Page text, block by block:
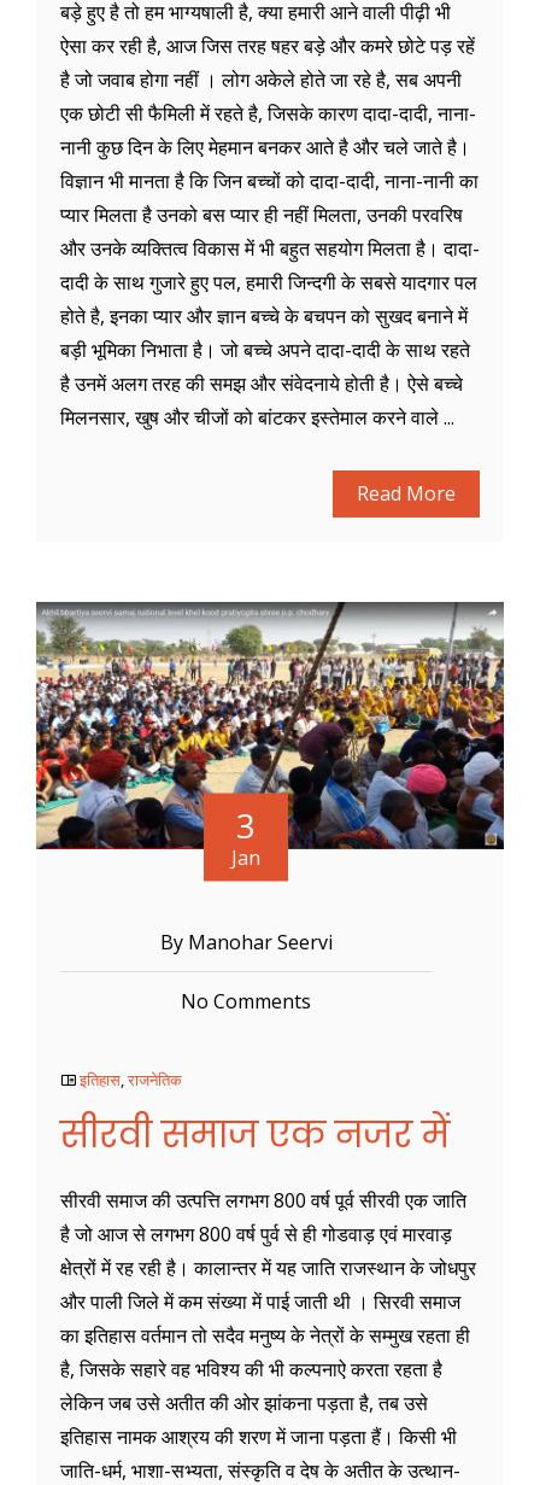
बड़े हुए है तो हम भाग्यषाली है, क्या हमारी आने वाली पीढ़ी भी
ऐसा कर रही है, आज जिस तरह षहर बड़े और कमरे छोटे पड़ रहें
है जो जवाब होगा नहीं । लोग अकेले होते जा रहे है, सब अपनी
एक छोटी सी फैमिली में रहते है, जिसके कारण दादा-दादी, नाना-
नानी कुछ दिन के लिए मेहमान बनकर आते है और चले जाते है।
विज्ञान भी मानता है कि जिन बच्चों को दादा-दादी, नाना-नानी का
प्यार मिलता है उनको बस प्यार ही नहीं मिलता, उनकी परवरिष
और उनके व्यक्तित्व विकास में भी बहुत सहयोग मिलता है। दादा-
दादी के साथ गुजारे हुए पल, हमारी जिन्दगी के सबसे यादगार पल
होते है, इनका प्यार और ज्ञान बच्चे के बचपन को सुखद बनाने में
बड़ी भूमिका निभाता है। जो बच्चे अपने दादा-दादी के साथ रहते
है उनमें अलग तरह की समझ और संवेदनाये होती है। ऐसे बच्चे
मिलनसार, खुष और चीजों को बांटकर इस्तेमाल करने वाले ...
Read More
3
Jan
By Manohar Seervi
No Comments
इतिहास,राजनेतिक
सीरवी समाज एक नजर में
सीरवी समाज की उत्पत्ति लगभग 800 वर्ष पूर्व सीरवी एक जाति
है जो आज से लगभग 800 वर्ष पुर्व से ही गोडवाड़ एवं मारवाड़
क्षेत्रों में रह रही है। कालान्तर में यह जाति राजस्थान के जोधपुर
और पाली जिले में कम संख्या में पाई जाती थी । सिरवी समाज
का इतिहास वर्तमान तो सदैव मनुष्य के नेत्रों के सम्मुख रहता ही
है, जिसके सहारे वह भविश्य की भी कल्पनाऐ करता रहता है
लेकिन जब उसे अतीत की ओर झांकना पड़ता है, तब उसे
इतिहास नामक आश्रय की शरण में जाना पड़ता हैं। किसी भी
जाति-धर्म, भाशा-सभ्यता, संस्कृति व देष के अतीत के उत्थान-